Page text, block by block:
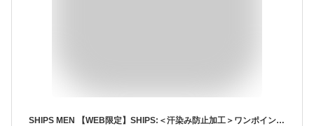
SHIPS MEN 【WEB限定】SHIPS:＜汗染み防止加工＞ワンポイントロゴ ビッグシルエットヘビーウェイトTシャツ シップス トップス カットソー・Tシャツ グレー ブラック ホワイト【送料無料】